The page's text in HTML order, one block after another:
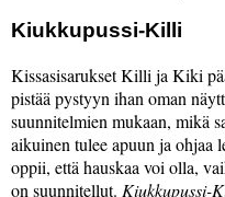
Kiukkupussi-Killi
Kissasisarukset Killi ja Kiki
pistää pystyyn ihan oman
suunnitelmien mukaan, mikä
aikuinen tulee apuun ja
oppii, että hauskaa voi olla,
on suunnitellut. Kiukkupussi-